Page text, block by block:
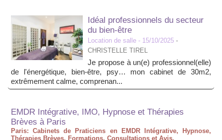
Idéal professionnels du secteur
du bien-être
Location de salle - 15/10/2025 -
CHRISTELLE TIREL
Je propose à un(e) professionnel(elle)
de l'énergétique, bien-être, psy… mon cabinet de 30m2,
extrêmement calme, comprenan...
EMDR Intégrative, IMO, Hypnose et Thérapies
Brèves à Paris
Paris: Cabinets de Praticiens en EMDR Intégrative, Hypnose,
Thérapies Brèves. Formations, Consultations et Avis.